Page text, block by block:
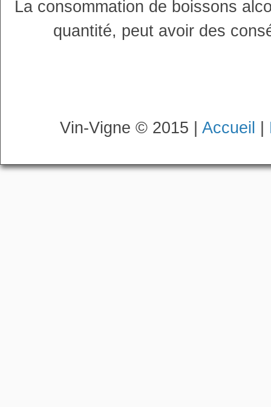
La consommation de boissons
quantité, peut avoir des
Vin-Vigne © 2015 | Accueil